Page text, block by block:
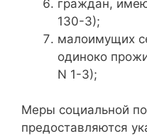
граждан,
130-З);
малоимущих
одиноко
N 1-З);
Меры социальной
предоставляются